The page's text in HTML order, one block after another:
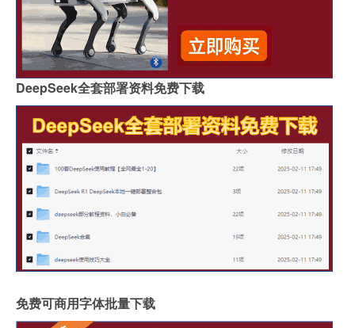
DeepSeek全套部署资料免费下载
免费可商用字体批量下载